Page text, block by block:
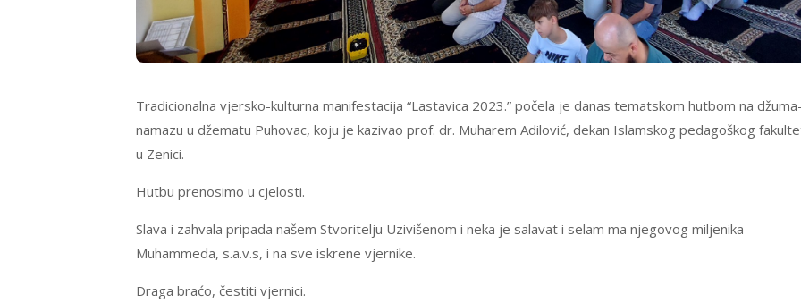
Tradicionalna vjersko-kulturna manifestacija “Lastavica 2023.” počela je danas tematskom hutbom na džuma-
namazu u džematu Puhovac, koju je kazivao prof. dr. Muharem Adilović, dekan Islamskog pedagoškog
u Zenici.
Hutbu prenosimo u cjelosti.
Slava i zahvala pripada našem Stvoritelju Uzivišenom i neka je salavat i selam ma njegovog miljenika
Muhammeda, s.a.v.s, i na sve iskrene vjernike.
Draga braćo, čestiti vjernici.